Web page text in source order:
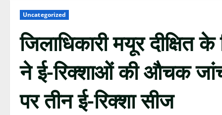
Uncategorized
जिलाधिकारी मयूर
ने ई-रिक्शाओं की औचक
पर तीन ई-रिक्शा सीज